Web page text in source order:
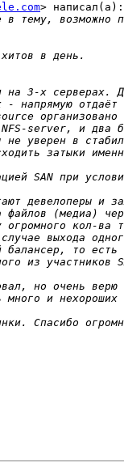
> написал(а):